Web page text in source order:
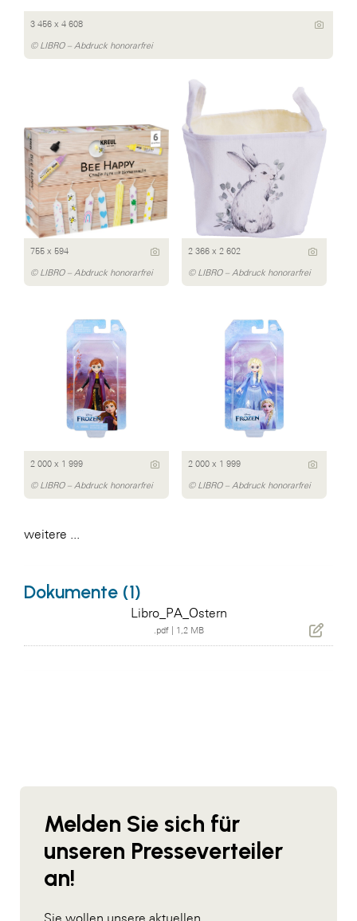
3 456 x 4 608
© LIBRO – Abdruck honorarfrei
755 x 594
© LIBRO – Abdruck honorarfrei
2 366 x 2 602
© LIBRO – Abdruck honorarfrei
2 000 x 1 999
© LIBRO – Abdruck honorarfrei
2 000 x 1 999
© LIBRO – Abdruck honorarfrei
weitere ...
Dokumente (1)
Libro_PA_Ostern
.pdf| 1,2 MB
Melden Sie sich für
unseren Presseverteiler
an!